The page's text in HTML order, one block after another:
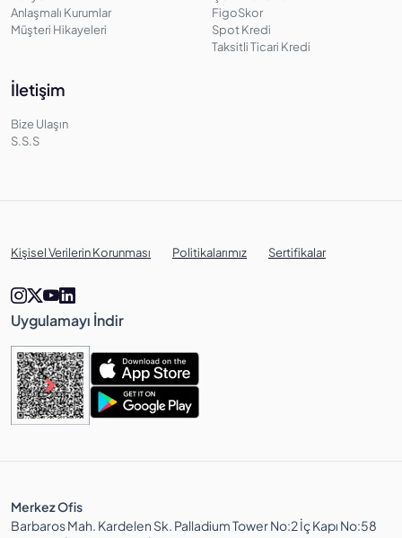
Anlaşmalı Kurumlar
Müşteri Hikayeleri
FigoSkor
Spot Kredi
Taksitli Ticari Kredi
İletişim
Bize Ulaşın
S.S.S
Kişisel Verilerin Korunması Politikalarımız Sertifikalar
Uygulamayı İndir
Merkez Ofis
Barbaros Mah. Kardelen Sk. Palladium Tower No:2 İç Kapı No:58